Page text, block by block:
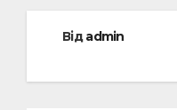
Відadmin